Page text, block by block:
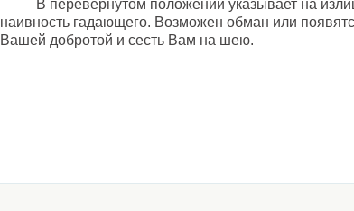
В перевернутом положении указывает на
наивность гадающего. Возможен обман или
Вашей добротой и сесть Вам на шею.